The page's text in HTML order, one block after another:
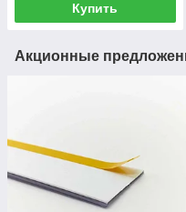
Купить
Акционные